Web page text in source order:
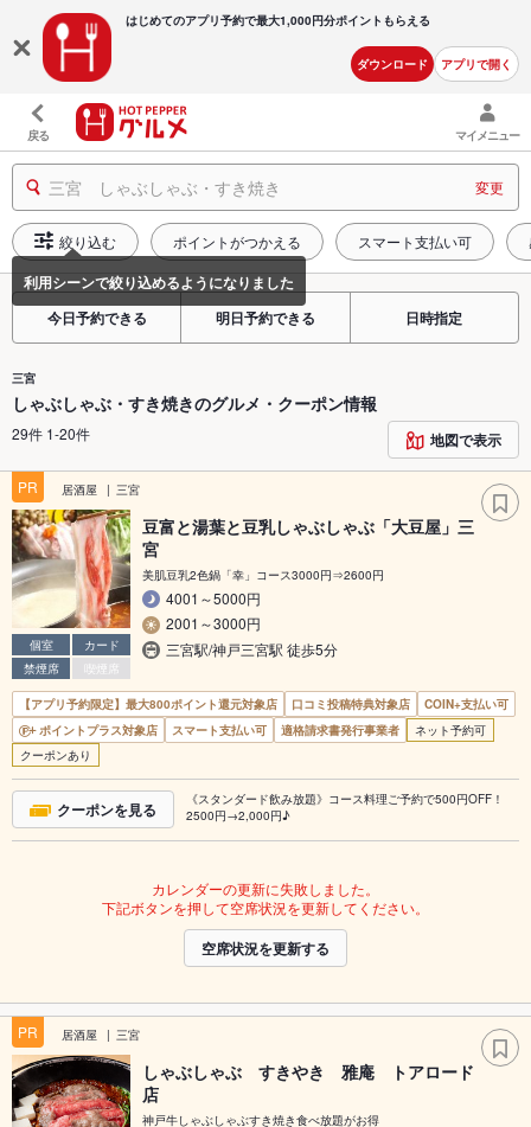
はじめてのアプリ予約で最大1,000円分ポイントもらえる
ダウンロード アプリで開く
戻る マイメニュー
三宮 しゃぶしゃぶ・すき焼き 変更
絞り込む ポイントがつかえる スマート支払い可
今日予約できる 明日予約できる 日時指定
三宮
しゃぶしゃぶ・すき焼きのグルメ・クーポン情報
29件 1-20件 地図で表示
PR 居酒屋 三宮
個室
カード
禁煙席
喫煙席
豆富と湯葉と豆乳しゃぶしゃぶ「大豆屋」三
宮
美肌豆乳2色鍋「幸」コース3000円⇒2600円
4001～5000円
2001～3000円
三宮駅/神戸三宮駅 徒歩5分
【アプリ予約限定】最大800ポイント還元対象店 口コミ投稿特典対象店
COIN+支払い可
ポイントプラス対象店
スマート支払い可 適格請求書発行事業者
ネット予約可
クーポンあり
クーポンを見る
《スタンダード飲み放題》コース料理ご予約で500円OFF！
2500円→2,000円♪
カレンダーの更新に失敗しました。
下記ボタンを押して空席状況を更新してください。
空席状況を更新する
PR 居酒屋 三宮
しゃぶしゃぶ すきやき 雅庵 トアロード
店
神戸牛しゃぶしゃぶすき焼き食べ放題がお得